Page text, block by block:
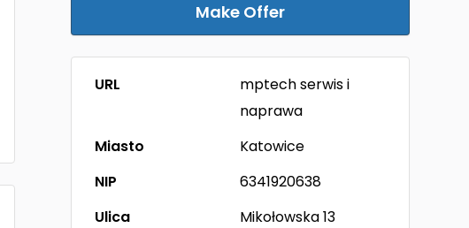
Make Offer
URL
mptech serwis i
naprawa
Miasto
Katowice
NIP
6341920638
Ulica
Mikołowska 13